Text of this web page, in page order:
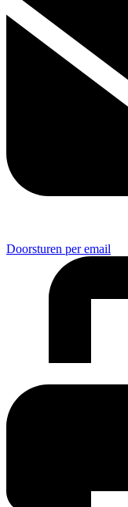
Doorsturen per email